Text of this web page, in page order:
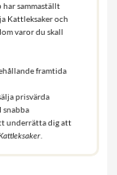
har sammaställt
Kattleksaker och
varor du skall
framtida
prisvärda
snabba
underrätta dig att